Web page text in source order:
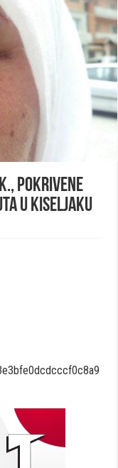
pokrivene
u Kiseljaku